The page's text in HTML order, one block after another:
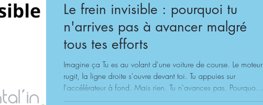
Le frein invisible : pourquoi tu
n'arrives pas à avancer malgré
tous tes efforts
Imagine ça Tu es au volant d'une voiture de course. Le moteur
rugit, la ligne droite s'ouvre devant toi. Tu appuies sur
l'accélérateur à fond. Mais rien. Tu n'avances pas. Pourquoi ?
Le frein à main est encore serré. C'est exactement ce qui se